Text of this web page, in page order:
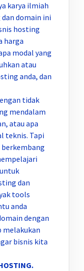
karya ilmiah
domain ini
hosting
harga
modal yang
atau
anda, dan
tidak
mendalam
atau apa
teknis. Tapi
berkembang
dan
tools
anda
dengan
melakukan
bisnis kita